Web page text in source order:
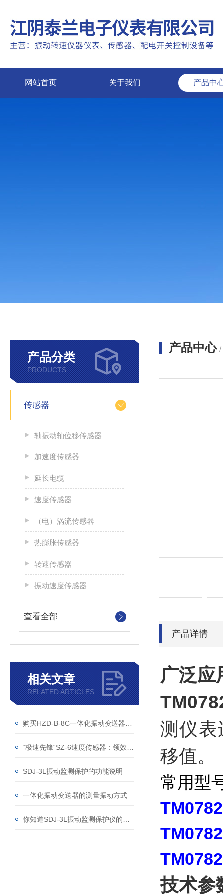
网站首页 关于我们 产品中
产品分类
PRODUCTS
传感器
轴振动轴位移传感器
加速度传感器
延长电缆
速度传感器
（电）涡流传感器
热膨胀传感器
转速传感器
振动速度传感器
查看全部
相关文章
RELATED ARTICLES
SDJ-3L振动监测保护的功能说明
一体化振动变送器的测量振动方式
产品中心 /
产品详情
广泛应
测仪表
移值。
常用型
技术参